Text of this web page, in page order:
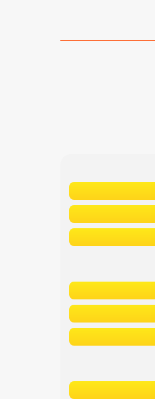
Сетевые отели Мальдив
Сетевые отели Сейшел
Сетевые отели Маврикия